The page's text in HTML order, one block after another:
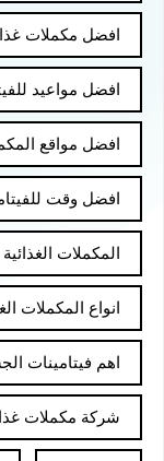
افضل مكملات
افضل مواعيد
افضل مواقع
افضل وقت
المكملات الغذائية
انواع المكملات
اهم فيتامينات
شركة مكملات